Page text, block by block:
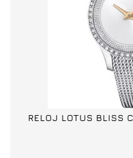
RELOJ LOTUS BLISS